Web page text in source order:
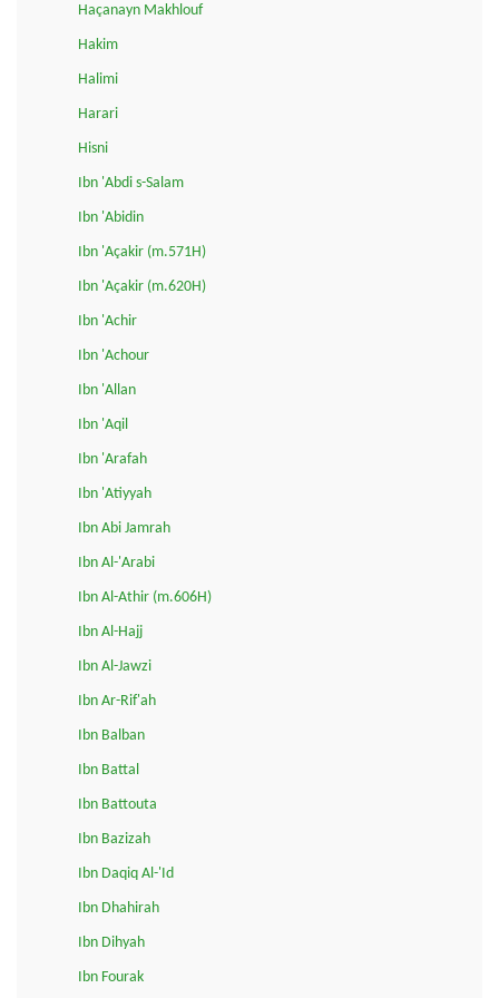
Haçanayn Makhlouf
Hakim
Halimi
Harari
Hisni
Ibn 'Abdi s-Salam
Ibn 'Abidin
Ibn 'Açakir (m.571H)
Ibn 'Açakir (m.620H)
Ibn 'Achir
Ibn 'Achour
Ibn 'Allan
Ibn 'Aqil
Ibn 'Arafah
Ibn 'Atiyyah
Ibn Abi Jamrah
Ibn Al-'Arabi
Ibn Al-Athir (m.606H)
Ibn Al-Hajj
Ibn Al-Jawzi
Ibn Ar-Rif'ah
Ibn Balban
Ibn Battal
Ibn Battouta
Ibn Bazizah
Ibn Daqiq Al-'Id
Ibn Dhahirah
Ibn Dihyah
Ibn Fourak